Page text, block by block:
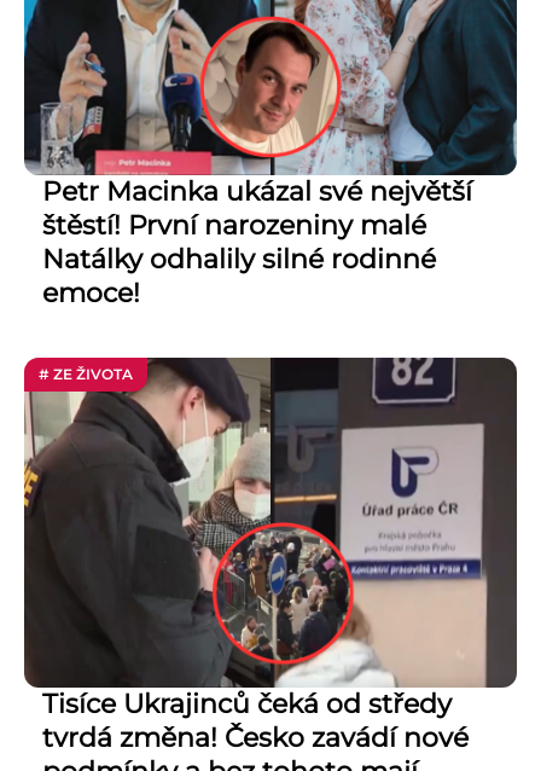
Petr Macinka ukázal své největší
štěstí! První narozeniny malé
Natálky odhalily silné rodinné
emoce!
# ZE ŽIVOTA
Tisíce Ukrajinců čeká od středy
tvrdá změna! Česko zavádí nové